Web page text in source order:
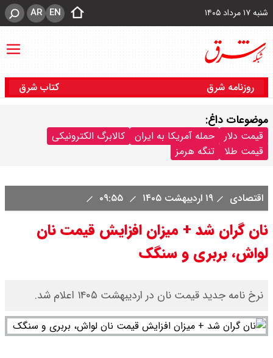
شنبه ۱۷ مرداد ۱۴۰۵ EN
AR
روزنامه شرق کتاب شرق
موضوعات داغ:
قیمت دلار حمله آمریکا به ایران
کالابرگ الکترونیکی
قیمت طلا
تنگه هرمز
اقتصادی ۱۹ اردیبهشت ۱۴۰۵
نان گران شد + میزان افزایش قیمت نان
لواش، بربری و سنگک
نرخ نامه جدید قیمت نان در اردیبهشت ۱۴۰۵ اعلام شد.